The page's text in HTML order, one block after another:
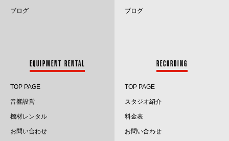
2024.2
2023.12
2023.11
ブログ ブログ
EQUIPMENT RENTAL
TOP PAGE
音響設営
機材レンタル
お問い合わせ
RECORDING
TOP PAGE
スタジオ紹介
料金表
お問い合わせ